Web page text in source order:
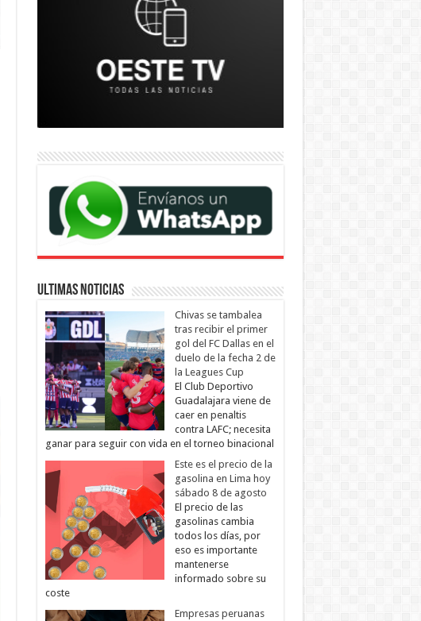
ULTIMAS NOTICIAS
Chivas se tambalea
tras recibir el primer
gol del FC Dallas en el
duelo de la fecha 2 de
la Leagues Cup
El Club Deportivo
Guadalajara viene de
caer en penaltis
contra LAFC; necesita
ganar para seguir con vida en el torneo binacional
Este es el precio de la
gasolina en Lima hoy
sábado 8 de agosto
El precio de las
gasolinas cambia
todos los días, por
eso es importante
mantenerse
informado sobre su
coste
Empresas peruanas